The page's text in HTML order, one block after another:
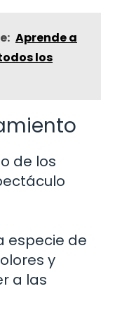
Aprende a
los
de los
especie de
y
a las